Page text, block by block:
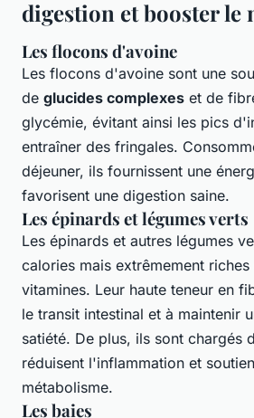
digestion et booster le
Les flocons d'avoine
Les flocons d'avoine sont une
de glucides complexes et de
glycémie, évitant ainsi les pics
entraîner des fringales.
déjeuner, ils fournissent une
favorisent une digestion saine.
Les épinards et légumes verts
Les épinards et autres légumes
calories mais extrêmement riches
vitamines. Leur haute teneur en
le transit intestinal et à maintenir
satiété. De plus, ils sont chargés
réduisent l'inflammation et
métabolisme.
Les baies